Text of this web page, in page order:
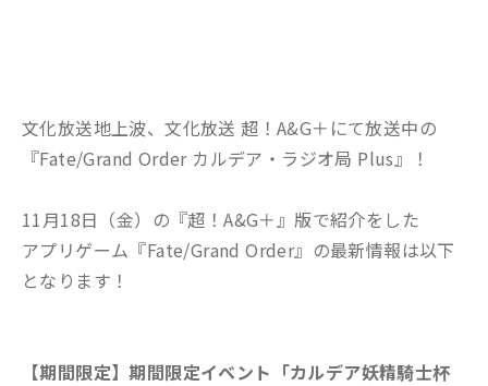
文化放送地上波、文化放送 超！A&G＋にて放送中の
『Fate/Grand Order カルデア・ラジオ局 Plus』！
11月18日（金）の『超！A&G＋』版で紹介をした
アプリゲーム『Fate/Grand Order』の最新情報は以下
となります！
【期間限定】期間限定イベント「カルデア妖精騎士杯